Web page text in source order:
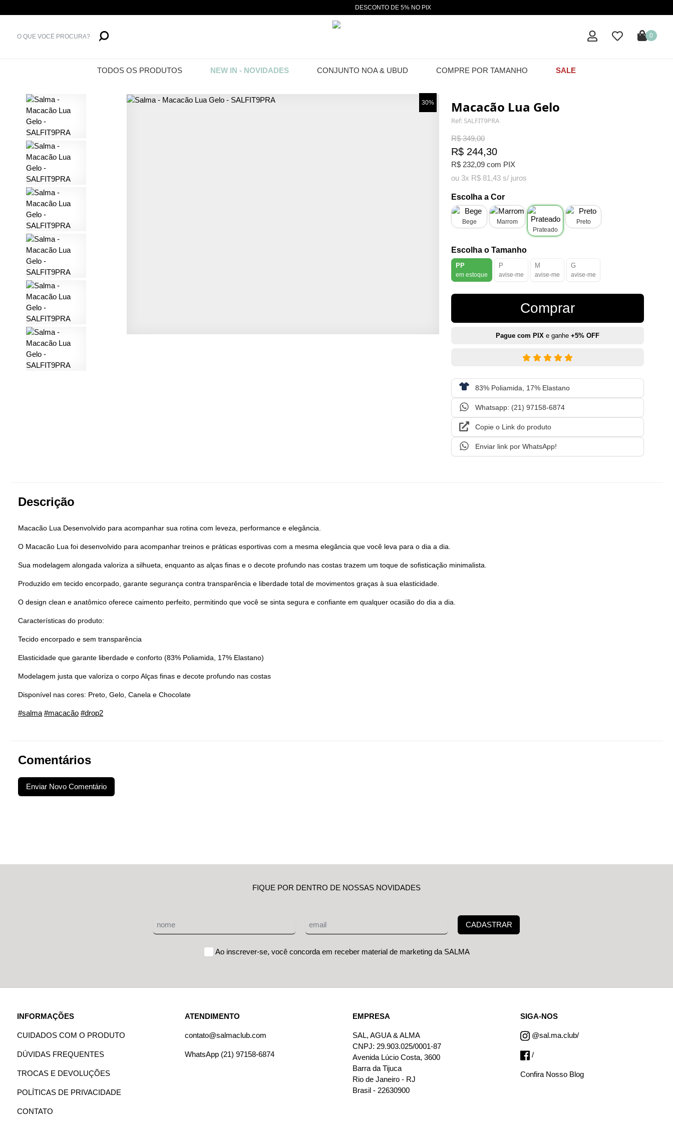
DESCONTO DE 5% NO PIX
0
TODOS OS PRODUTOS NEW IN - NOVIDADES CONJUNTO NOA & UBUD COMPRE POR TAMANHO SALE
30% Macacão Lua Gelo
Ref: SALFIT9PRA
R$ 349,00
R$ 244,30
R$ 232,09 com PIX
ou 3x R$ 81,43 s/ juros
Escolha a Cor
Bege
Marrom
Prateado
Preto
Escolha o Tamanho
PP
em estoque
P
avise-me
M
avise-me
G
avise-me
Comprar
Pague com PIX e ganhe+5% OFF
83% Poliamida, 17% Elastano
Whatsapp: (21) 97158-6874
Copie o Link do produto
Enviar link por WhatsApp!
Descrição
Macacão Lua Desenvolvido para acompanhar sua rotina com leveza, performance e elegância.
O Macacão Lua foi desenvolvido para acompanhar treinos e práticas esportivas com a mesma elegância que você leva para o dia a dia.
Sua modelagem alongada valoriza a silhueta, enquanto as alças finas e o decote profundo nas costas trazem um toque de sofisticação minimalista.
Produzido em tecido encorpado, garante segurança contra transparência e liberdade total de movimentos graças à sua elasticidade.
O design clean e anatômico oferece caimento perfeito, permitindo que você se sinta segura e confiante em qualquer ocasião do dia a dia.
Características do produto:
Tecido encorpado e sem transparência
Elasticidade que garante liberdade e conforto (83% Poliamida, 17% Elastano)
Modelagem justa que valoriza o corpo Alças finas e decote profundo nas costas
Disponível nas cores: Preto, Gelo, Canela e Chocolate
#salma #macacão #drop2
Comentários
Enviar Novo Comentário
FIQUE POR DENTRO DE NOSSAS NOVIDADES
CADASTRAR
Ao inscrever-se, você concorda em receber material de marketing da SALMA
INFORMAÇÕES
CUIDADOS COM O PRODUTO
DÚVIDAS FREQUENTES
TROCAS E DEVOLUÇÕES
POLÍTICAS DE PRIVACIDADE
CONTATO
ATENDIMENTO
contato@salmaclub.com
WhatsApp (21) 97158-6874
EMPRESA
SAL, AGUA & ALMA
CNPJ: 29.903.025/0001-87
Avenida Lúcio Costa, 3600
Barra da Tijuca
Rio de Janeiro - RJ
Brasil - 22630900
SIGA-NOS
@sal.ma.club/
/
Confira Nosso Blog